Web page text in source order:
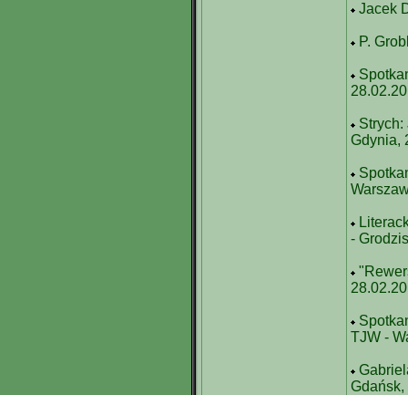
Jacek
P.
Strych:
Gdynia,
-
TJW -